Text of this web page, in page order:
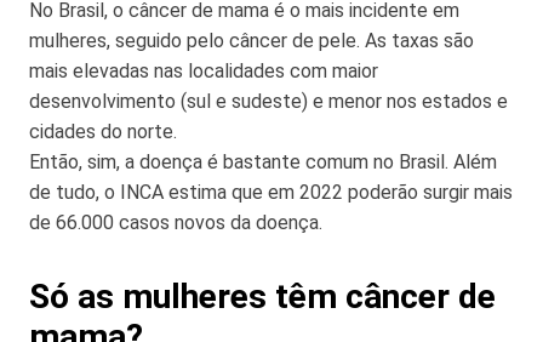
No Brasil, o câncer de mama é o mais incidente em
mulheres, seguido pelo câncer de pele. As taxas são
mais elevadas nas localidades com maior
desenvolvimento (sul e sudeste) e menor nos estados e
cidades do norte.
Então, sim, a doença é bastante comum no Brasil. Além
de tudo, o INCA estima que em 2022 poderão surgir mais
de 66.000 casos novos da doença.
Só as mulheres têm câncer de